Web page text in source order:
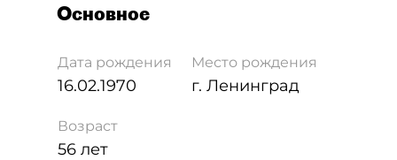
Основное
Дата рождения
16.02.1970
Место рождения
г. Ленинград
Возраст
56 лет